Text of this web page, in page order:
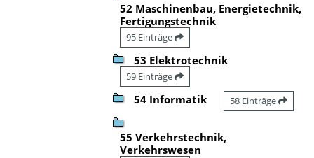
52 Maschinenbau, Energietechnik,
Fertigungstechnik
95 Einträge
53 Elektrotechnik
59 Einträge
54 Informatik 58 Einträge
55 Verkehrstechnik,
Verkehrswesen